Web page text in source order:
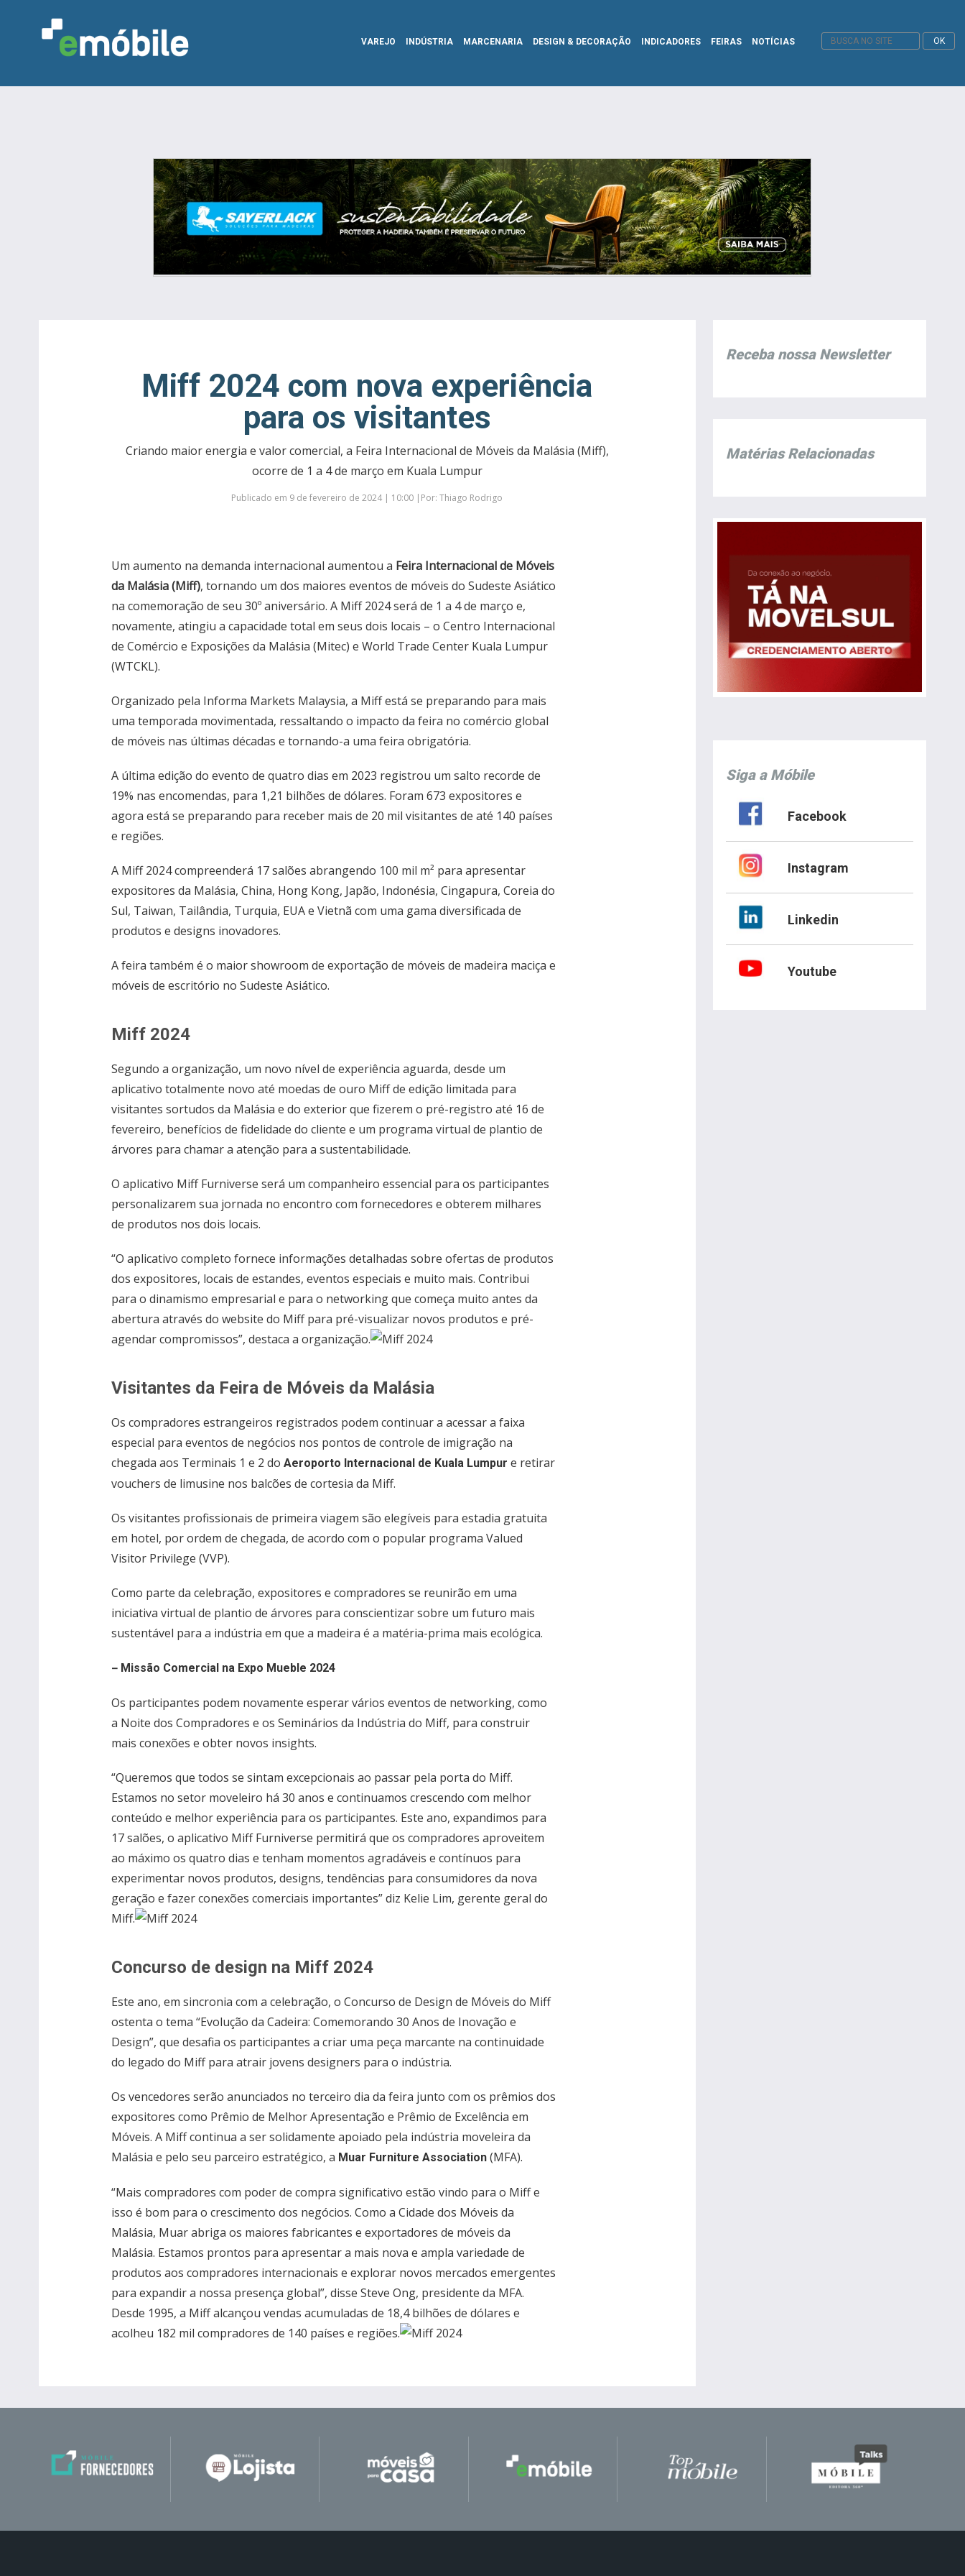
VAREJO INDÚSTRIA MARCENARIA DESIGN & DECORAÇÃO INDICADORES FEIRAS NOTÍCIAS
Miff 2024 com nova experiência
para os visitantes
Criando maior energia e valor comercial, a Feira Internacional de Móveis da Malásia (Miff),
ocorre de 1 a 4 de março em Kuala Lumpur
Publicado em 9 de fevereiro de 2024 | 10:00 |Por: Thiago Rodrigo
Um aumento na demanda internacional aumentou a Feira Internacional de Móveis
da Malásia (Miff), tornando um dos maiores eventos de móveis do Sudeste Asiático
na comemoração de seu 30º aniversário. A Miff 2024 será de 1 a 4 de março e,
novamente, atingiu a capacidade total em seus dois locais – o Centro Internacional
de Comércio e Exposições da Malásia (Mitec) e World Trade Center Kuala Lumpur
(WTCKL).
Organizado pela Informa Markets Malaysia, a Miff está se preparando para mais
uma temporada movimentada, ressaltando o impacto da feira no comércio global
de móveis nas últimas décadas e tornando-a uma feira obrigatória.
A última edição do evento de quatro dias em 2023 registrou um salto recorde de
19% nas encomendas, para 1,21 bilhões de dólares. Foram 673 expositores e
agora está se preparando para receber mais de 20 mil visitantes de até 140 países
e regiões.
A Miff 2024 compreenderá 17 salões abrangendo 100 mil m² para apresentar
expositores da Malásia, China, Hong Kong, Japão, Indonésia, Cingapura, Coreia do
Sul, Taiwan, Tailândia, Turquia, EUA e Vietnã com uma gama diversificada de
produtos e designs inovadores.
A feira também é o maior showroom de exportação de móveis de madeira maciça e
móveis de escritório no Sudeste Asiático.
Miff 2024
Segundo a organização, um novo nível de experiência aguarda, desde um
aplicativo totalmente novo até moedas de ouro Miff de edição limitada para
visitantes sortudos da Malásia e do exterior que fizerem o pré-registro até 16 de
fevereiro, benefícios de fidelidade do cliente e um programa virtual de plantio de
árvores para chamar a atenção para a sustentabilidade.
O aplicativo Miff Furniverse será um companheiro essencial para os participantes
personalizarem sua jornada no encontro com fornecedores e obterem milhares
de produtos nos dois locais.
“O aplicativo completo fornece informações detalhadas sobre ofertas de produtos
dos expositores, locais de estandes, eventos especiais e muito mais. Contribui
para o dinamismo empresarial e para o networking que começa muito antes da
abertura através do website do Miff para pré-visualizar novos produtos e pré-
agendar compromissos”, destaca a organização.
Visitantes da Feira de Móveis da Malásia
Os compradores estrangeiros registrados podem continuar a acessar a faixa
especial para eventos de negócios nos pontos de controle de imigração na
chegada aos Terminais 1 e 2 do Aeroporto Internacional de Kuala Lumpur e retirar
vouchers de limusine nos balcões de cortesia da Miff.
Os visitantes profissionais de primeira viagem são elegíveis para estadia gratuita
em hotel, por ordem de chegada, de acordo com o popular programa Valued
Visitor Privilege (VVP).
Como parte da celebração, expositores e compradores se reunirão em uma
iniciativa virtual de plantio de árvores para conscientizar sobre um futuro mais
sustentável para a indústria em que a madeira é a matéria-prima mais ecológica.
– Missão Comercial na Expo Mueble 2024
Os participantes podem novamente esperar vários eventos de networking, como
a Noite dos Compradores e os Seminários da Indústria do Miff, para construir
mais conexões e obter novos insights.
“Queremos que todos se sintam excepcionais ao passar pela porta do Miff.
Estamos no setor moveleiro há 30 anos e continuamos crescendo com melhor
conteúdo e melhor experiência para os participantes. Este ano, expandimos para
17 salões, o aplicativo Miff Furniverse permitirá que os compradores aproveitem
ao máximo os quatro dias e tenham momentos agradáveis e contínuos para
experimentar novos produtos, designs, tendências para consumidores da nova
geração e fazer conexões comerciais importantes” diz Kelie Lim, gerente geral do
Miff.
Concurso de design na Miff 2024
Este ano, em sincronia com a celebração, o Concurso de Design de Móveis do Miff
ostenta o tema “Evolução da Cadeira: Comemorando 30 Anos de Inovação e
Design”, que desafia os participantes a criar uma peça marcante na continuidade
do legado do Miff para atrair jovens designers para o indústria.
Os vencedores serão anunciados no terceiro dia da feira junto com os prêmios dos
expositores como Prêmio de Melhor Apresentação e Prêmio de Excelência em
Móveis. A Miff continua a ser solidamente apoiado pela indústria moveleira da
Malásia e pelo seu parceiro estratégico, a Muar Furniture Association(MFA).
“Mais compradores com poder de compra significativo estão vindo para o Miff e
isso é bom para o crescimento dos negócios. Como a Cidade dos Móveis da
Malásia, Muar abriga os maiores fabricantes e exportadores de móveis da
Malásia. Estamos prontos para apresentar a mais nova e ampla variedade de
produtos aos compradores internacionais e explorar novos mercados emergentes
para expandir a nossa presença global”, disse Steve Ong, presidente da MFA.
Desde 1995, a Miff alcançou vendas acumuladas de 18,4 bilhões de dólares e
acolheu 182 mil compradores de 140 países e regiões.
Receba nossa Newsletter
Matérias Relacionadas
Siga a Móbile
Facebook
Instagram
Linkedin
Youtube